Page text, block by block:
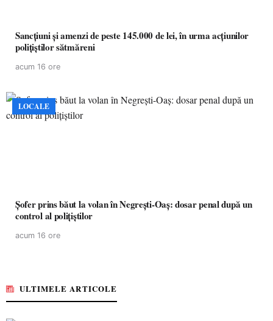
Sancțiuni și amenzi de peste 145.000 de lei, în urma acțiunilor
polițiștilor sătmăreni
acum 16 ore
LOCALE
Șofer prins băut la volan în Negrești-Oaș: dosar penal după un
control al polițiștilor
acum 16 ore
ULTIMELE ARTICOLE